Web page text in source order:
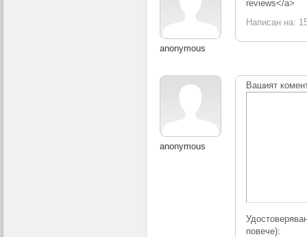
anonymous
reviews</a>
Написан на:
anonymous
Вашият
повече):